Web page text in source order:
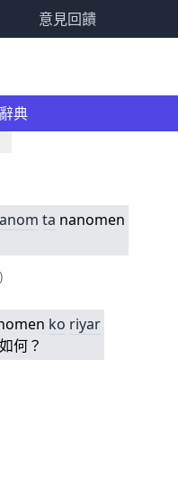
意見回饋
典
ta nanomen
ko riyar
何？